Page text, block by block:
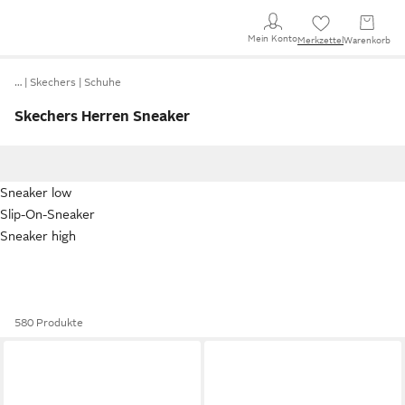
Mein KontoMerkzettel Warenkorb
… Skechers Schuhe
Skechers Herren Sneaker
Sneaker low
Slip-On-Sneaker
Sneaker high
580 Produkte